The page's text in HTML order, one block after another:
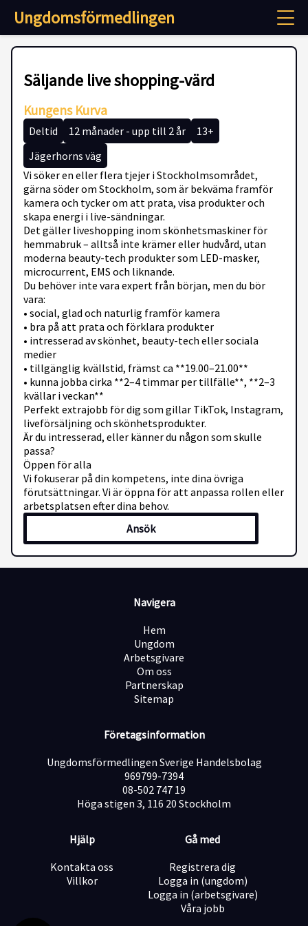
Ungdomsförmedlingen
Säljande live shopping-värd
Kungens Kurva
Deltid 12 månader - upp till 2 år
13+
Jägerhorns väg
Vi söker en eller flera tjejer i Stockholmsområdet,
gärna söder om Stockholm, som är bekväma framför
kamera och tycker om att prata, visa produkter och
skapa energi i live-sändningar.
Det gäller liveshopping inom skönhetsmaskiner för
hemmabruk – alltså inte krämer eller hudvård, utan
moderna beauty-tech produkter som LED-masker,
microcurrent, EMS och liknande.
Du behöver inte vara expert från början, men du bör
vara:
• social, glad och naturlig framför kamera
• bra på att prata och förklara produkter
• intresserad av skönhet, beauty-tech eller sociala
medier
• tillgänglig kvällstid, främst ca **19.00–21.00**
• kunna jobba cirka **2–4 timmar per tillfälle**, **2–3
kvällar i veckan**
Perfekt extrajobb för dig som gillar TikTok, Instagram,
liveförsäljning och skönhetsprodukter.
Är du intresserad, eller känner du någon som skulle
passa?
Öppen för alla
Vi fokuserar på din kompetens, inte dina övriga
förutsättningar. Vi är öppna för att anpassa rollen eller
arbetsplatsen efter dina behov.
Ansök
Navigera
Hem
Ungdom
Arbetsgivare
Om oss
Partnerskap
Sitemap
Företagsinformation
Ungdomsförmedlingen Sverige Handelsbolag
969799-7394
08-502 747 19
Höga stigen 3, 116 20 Stockholm
Hjälp
Kontakta oss
Villkor
Gå med
Registrera dig
Logga in (ungdom)
Logga in (arbetsgivare)
Våra jobb